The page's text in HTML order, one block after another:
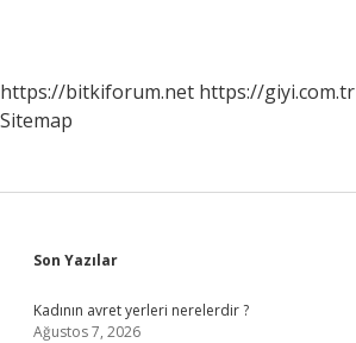
https://bitkiforum.net https://giyi.com.tr
Sitemap
Sidebar
Son Yazılar
Kadının avret yerleri nerelerdir ?
Ağustos 7, 2026